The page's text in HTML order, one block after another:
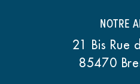
NOTRE
21 Bis Rue
85470